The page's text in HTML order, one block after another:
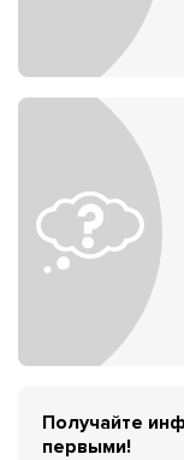
Получайте
первыми!